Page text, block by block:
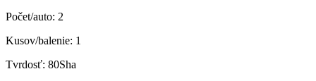
Počet/auto: 2
Kusov/balenie: 1
Tvrdosť: 80Sha